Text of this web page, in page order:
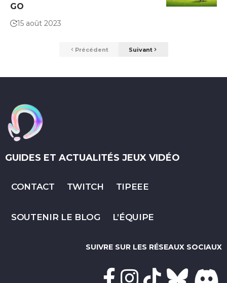
GO
15 août 2023
Précédent Suivant
GUIDES ET ACTUALITÉS JEUX VIDÉO
CONTACT TWITCH TIPEEE
SOUTENIR LE BLOG L’ÉQUIPE
SUIVRE SUR LES RÉSEAUX SOCIAUX